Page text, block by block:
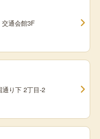
通会館3F
り下 2丁目-2